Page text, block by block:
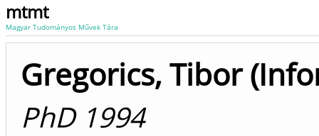
mtmt
Magyar Tudományos Művek Tára
Gregorics, Tibor
PhD 1994